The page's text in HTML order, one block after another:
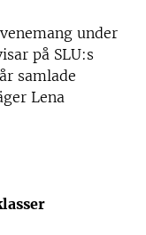
under
på SLU:s
samlade
Lena